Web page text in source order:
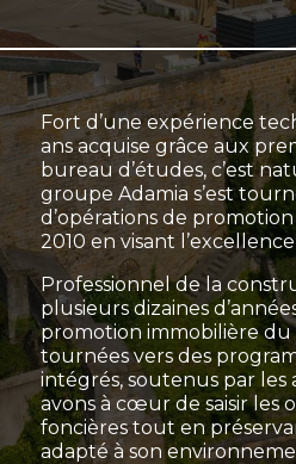
Fort d’une expérience
ans acquise grâce aux
bureau d’études, c’est
groupe Adamia s’est
d’opérations de
2010 en visant
Professionnel de la
plusieurs dizaines
promotion immobilière du
tournées vers des
intégrés, soutenus par les
avons à cœur de saisir les
foncières tout en
adapté à son